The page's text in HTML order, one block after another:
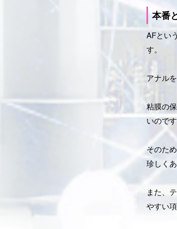
本番
AFとい
す。
アナル
粘膜の
いのです
そのた
珍しく
また、
やすい